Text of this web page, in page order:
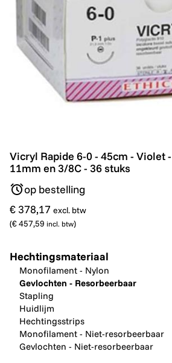
Vicryl Rapide 6-0 - 45cm - Violet
Vicryl Rapide 6-0 - 45cm - Violet
11mm en 3/8C - 36 stuks
op bestelling
€ 378,17 excl. btw
(€ 457,59 incl. btw)
Hechtingsmateriaal
Monofilament - Nylon
Gevlochten - Resorbeerbaar
Stapling
Huidlijm
Hechtingsstrips
Monofilament - Niet-resorbeerbaar
Gevlochten - Niet-resorbeerbaar